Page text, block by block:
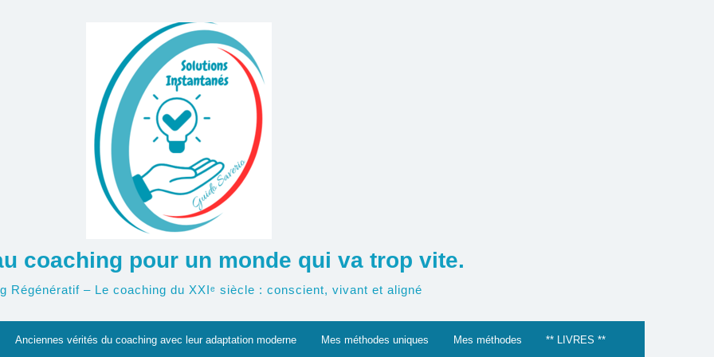
coaching pour un monde qui va trop vite.
Régénératif – Le coaching du XXIᵉ siècle : conscient, vivant et aligné
Anciennes vérités du coaching avec leur adaptation moderne Mes méthodes uniques Mes méthodes ** LIVRES **